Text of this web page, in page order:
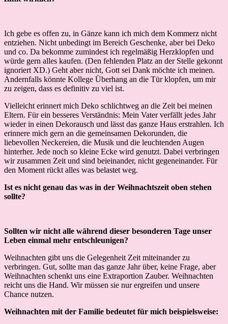
Ich gebe es offen zu, in Gänze kann ich mich dem Kommerz nicht
entziehen. Nicht unbedingt im Bereich Geschenke, aber bei Deko
und co. Da bekomme zumindest ich regelmäßig Herzklopfen und
würde gern alles kaufen. (Den fehlenden Platz an der Stelle gekonnt
ignoriert XD.) Geht aber nicht, Gott sei Dank möchte ich meinen.
Andernfalls könnte Kollege Überhang an die Tür klopfen, um mir
zu zeigen, dass es definitiv zu viel ist.
Vielleicht erinnert mich Deko schlichtweg an die Zeit bei meinen
Eltern. Für ein besseres Verständnis: Mein Vater verfällt jedes Jahr
wieder in einen Dekorausch und lässt das ganze Haus erstrahlen. Ich
erinnere mich gern an die gemeinsamen Dekorunden, die
liebevollen Neckereien, die Musik und die leuchtenden Augen
hinterher. Jede noch so kleine Ecke wird genutzt. Dabei verbringen
wir zusammen Zeit und sind beieinander, nicht gegeneinander. Für
den Moment rückt alles was belastet weg.
Ist es nicht genau das was in der Weihnachtszeit oben stehen
sollte?
Sollten wir nicht alle während dieser besonderen Tage unser
Leben einmal mehr entschleunigen?
Weihnachten gibt uns die Gelegenheit Zeit miteinander zu
verbringen. Gut, sollte man das ganze Jahr über, keine Frage, aber
Weihnachten schenkt uns eine Extraportion Zauber. Weihnachten
reicht uns die Hand. Wir müssen sie nur ergreifen und unsere
Chance nutzen.
Weihnachten mit der Familie bedeutet für mich beispielsweise: